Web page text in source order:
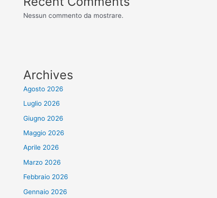
Nessun commento da mostrare.
Archives
Agosto 2026
Luglio 2026
Giugno 2026
Maggio 2026
Aprile 2026
Marzo 2026
Febbraio 2026
Gennaio 2026